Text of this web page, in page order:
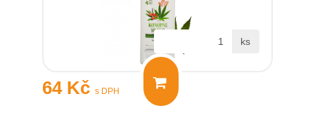
64 Kč s DPH
ks